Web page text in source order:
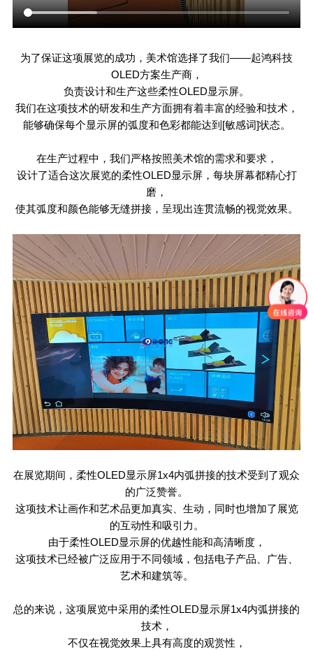
为了保证这项展览的成功，美术馆选择了我们——起鸿科技
OLED方案生产商，
负责设计和生产这些柔性OLED显示屏。
我们在这项技术的研发和生产方面拥有着丰富的经验和技术，
能够确保每个显示屏的弧度和色彩都能达到[敏感词]状态。
在生产过程中，我们严格按照美术馆的需求和要求，
设计了适合这次展览的柔性OLED显示屏，每块屏幕都精心打
磨，
使其弧度和颜色能够无缝拼接，呈现出连贯流畅的视觉效果。
在展览期间，柔性OLED显示屏1x4内弧拼接的技术受到了观众
的广泛赞誉。
这项技术让画作和艺术品更加真实、生动，同时也增加了展览
的互动性和吸引力。
由于柔性OLED显示屏的优越性能和高清晰度，
这项技术已经被广泛应用于不同领域，包括电子产品、广告、
艺术和建筑等。
总的来说，这项展览中采用的柔性OLED显示屏1x4内弧拼接的
技术，
不仅在视觉效果上具有高度的观赏性，